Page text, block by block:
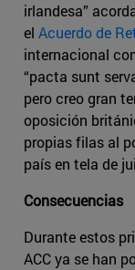
irlandesa”
el Acuerdo de
internacional
“pacta sunt
pero creo gran
oposición
propias filas al
país en tela de
Consecuencias
Durante estos
ACC ya se han